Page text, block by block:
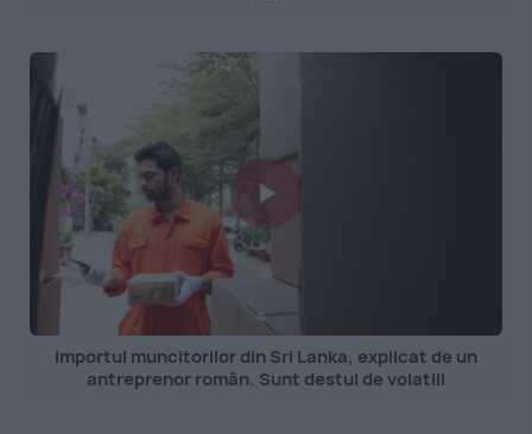
Importul muncitorilor din Sri Lanka, explicat de un
antreprenor român. Sunt destul de volatili